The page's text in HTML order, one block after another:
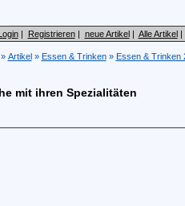
| Registrieren| neue Artikel| Alle Artikel|
Artikel» Essen & Trinken» Essen & Trinken
mit ihren Spezialitäten